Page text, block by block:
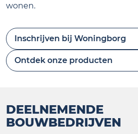
wonen.
Inschrijven bij Woningborg
Ontdek onze producten
DEELNEMENDE
BOUWBEDRIJVEN